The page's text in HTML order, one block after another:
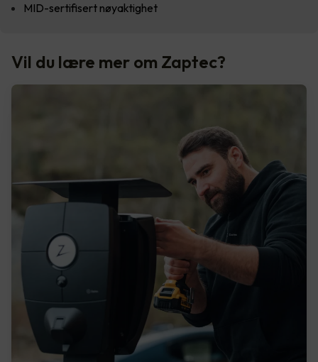
MID-sertifisert nøyaktighet
Vil du lære mer om Zaptec?